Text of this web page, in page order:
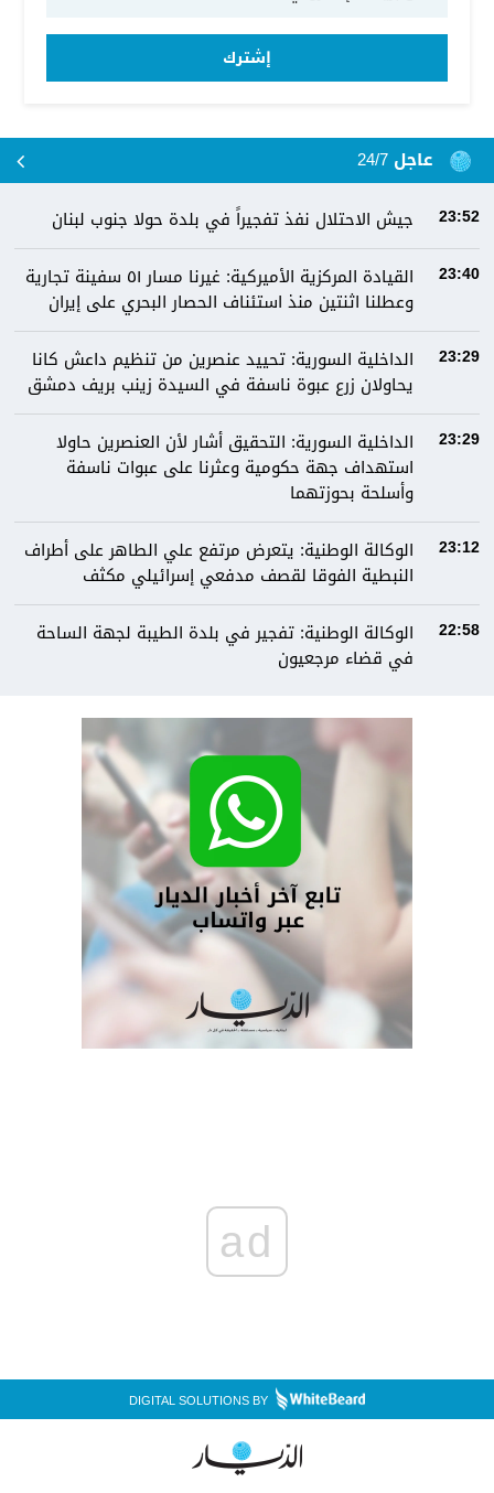
إشترك
عاجل 24/7
23:52 جيش الاحتلال نفذ تفجيراً في بلدة حولا جنوب لبنان
23:40
القيادة المركزية الأميركية: غيرنا مسار ٥١ سفينة تجارية
وعطلنا اثنتين منذ استئناف الحصار البحري على إيران
23:29
الداخلية السورية: تحييد عنصرين من تنظيم داعش كانا
يحاولان زرع عبوة ناسفة في السيدة زينب بريف دمشق
23:29
الداخلية السورية: التحقيق أشار لأن العنصرين حاولا
استهداف جهة حكومية وعثرنا على عبوات ناسفة
وأسلحة بحوزتهما
23:12
الوكالة الوطنية: يتعرض مرتفع علي الطاهر على أطراف
النبطية الفوقا لقصف مدفعي إسرائيلي مكثف
22:58
الوكالة الوطنية: تفجير في بلدة الطيبة لجهة الساحة
في قضاء مرجعيون
ad
DIGITAL SOLUTIONS BY